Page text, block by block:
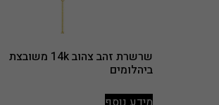
שרשרת זהב צהוב 14k משובצת
ביהלומים